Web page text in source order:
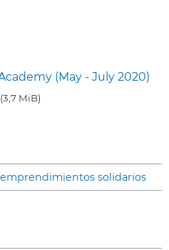
(May - July 2020)
(3,7 MiB)
solidarios